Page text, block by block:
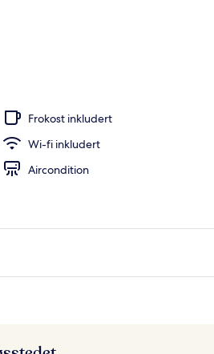
Frokost inkludert
Wi-fi inkludert
Aircondition